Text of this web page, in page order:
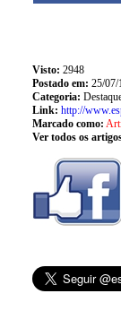
Visto: 2948
Postado em: 25/07/
Categoria:
Link: http://
Marcado como:
Ver todos os